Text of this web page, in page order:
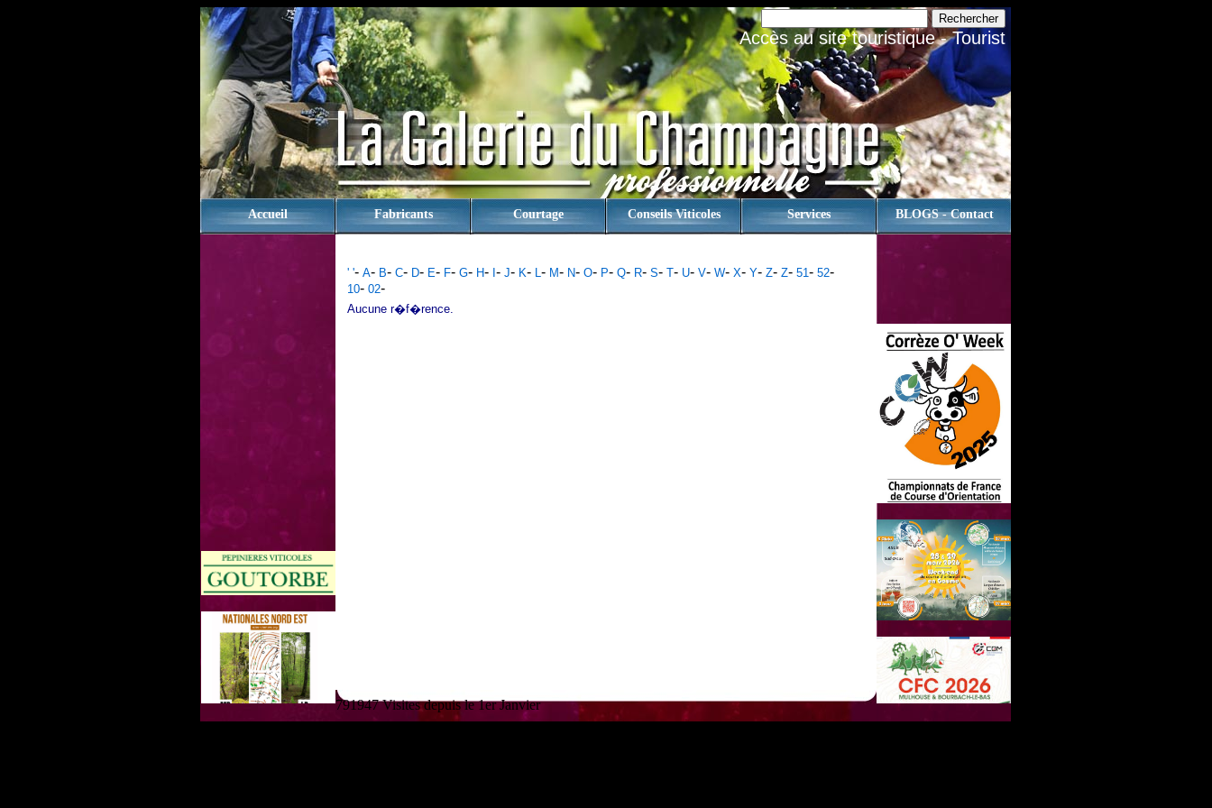
Accès au site touristique - Tourist
Accueil Fabricants Courtage Conseils Viticoles Services BLOGS - Contact
' '- A- B- C- D- E- F- G- H- - J- K- L- M- N- O- P- Q- R- S- T- U- V- W- X- Y- Z- Z- 51- 52-
10- 02-
Aucune r�f�rence.
791947 Visites depuis le 1er Janvier